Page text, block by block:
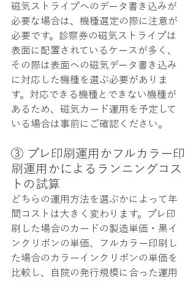
磁気ストライプへのデータ書き込みが
必要な場合は、機種選定の際に注意が
必要です。診察券の磁気ストライプは
表面に配置されているケースが多く、
その際は表面への磁気データ書き込み
に対応した機種を選ぶ必要がありま
す。対応できる機種とできない機種が
あるため、磁気カード運用を予定して
いる場合は事前にご確認ください。
③ プレ印刷運用かフルカラー印
刷運用かによるランニングコス
トの試算
どちらの運用方法を選ぶかによって年
間コストは大きく変わります。プレ印
刷した場合のカードの製造単価・黒イ
ンクリボンの単価、フルカラー印刷し
た場合のカラーインクリボンの単価を
比較し、自院の発行規模に合った運用